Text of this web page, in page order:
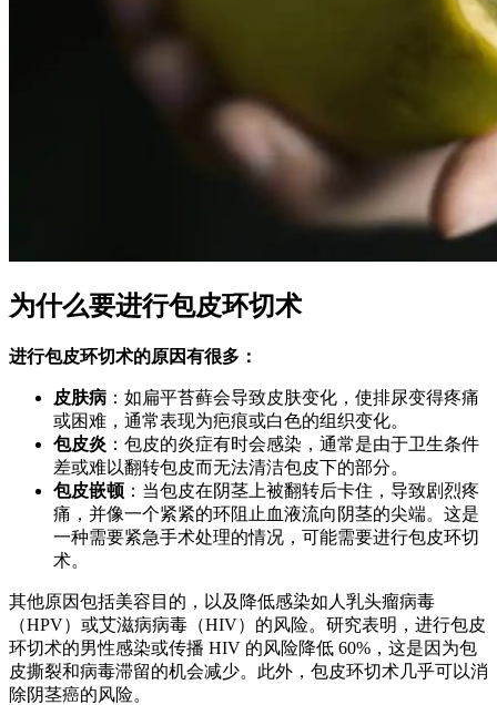
为什么要进行包皮环切术
进行包皮环切术的原因有很多：
皮肤病 ：如扁平苔藓会导致皮肤变化，使排尿变得疼痛
或困难，通常表现为疤痕或白色的组织变化。
包皮炎 ：包皮的炎症有时会感染，通常是由于卫生条件
差或难以翻转包皮而无法清洁包皮下的部分。
包皮嵌顿 ：当包皮在阴茎上被翻转后卡住，导致剧烈疼
痛，并像一个紧紧的环阻止血液流向阴茎的尖端。这是
一种需要紧急手术处理的情况，可能需要进行包皮环切
术。
其他原因包括美容目的，以及降低感染如人乳头瘤病毒
（HPV）或艾滋病病毒（HIV）的风险。研究表明，进行包皮
环切术的男性感染或传播 HIV 的风险降低 60%，这是因为包
皮撕裂和病毒滞留的机会减少。此外，包皮环切术几乎可以消
除阴茎癌的风险。